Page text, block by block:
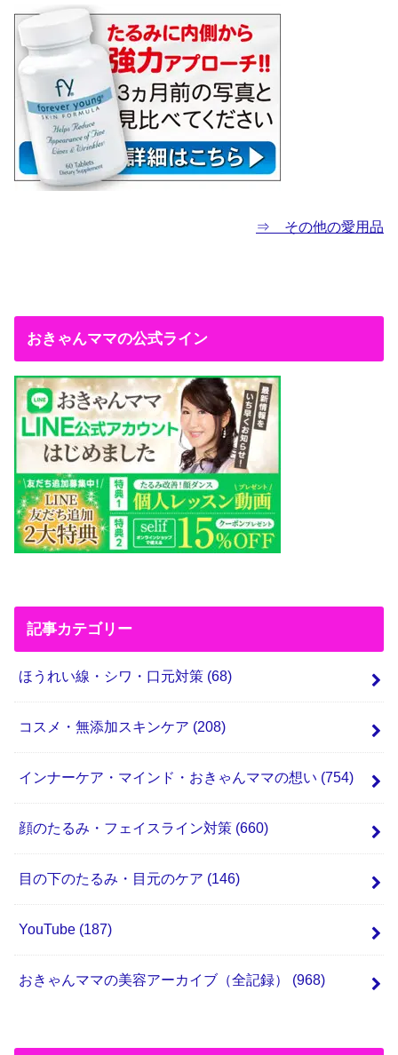
⇒ その他の愛用品
おきゃんママの公式ライン
記事カテゴリー
ほうれい線・シワ・口元対策 (68)
コスメ・無添加スキンケア (208)
インナーケア・マインド・おきゃんママの想い (754)
顔のたるみ・フェイスライン対策 (660)
目の下のたるみ・目元のケア (146)
YouTube (187)
おきゃんママの美容アーカイブ（全記録） (968)